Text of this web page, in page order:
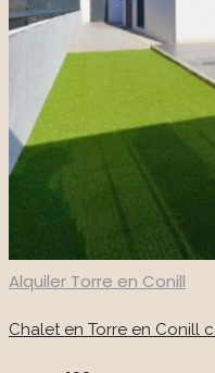
Alquiler Torre en Conill
Chalet en Torre en Conill